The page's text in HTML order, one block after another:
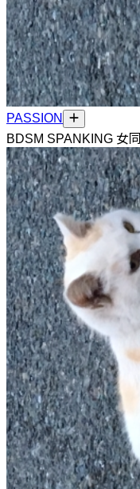
PASSION
BDSM SPANKING 女同